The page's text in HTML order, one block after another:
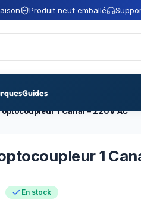
Produit neuf emballé
Guides
1 Canal – 220V AC
1
En stock